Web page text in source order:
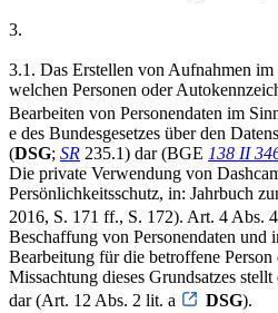
3.
3.1. Das Erstellen von Aufnahmen
welchen Personen oder
Bearbeiten von Personendaten im
e des Bundesgesetzes über den
(DSG; SR 235.1) dar (BGE 138 II
Die private Verwendung von
Persönlichkeitsschutz, in: Jahrbuch
2016, S. 171 ff., S. 172). Art. 4 Abs. 4
Beschaffung von Personendaten und
Bearbeitung für die betroffene
Missachtung dieses Grundsatzes
dar (Art. 12 Abs. 2 lit. a
DSG).